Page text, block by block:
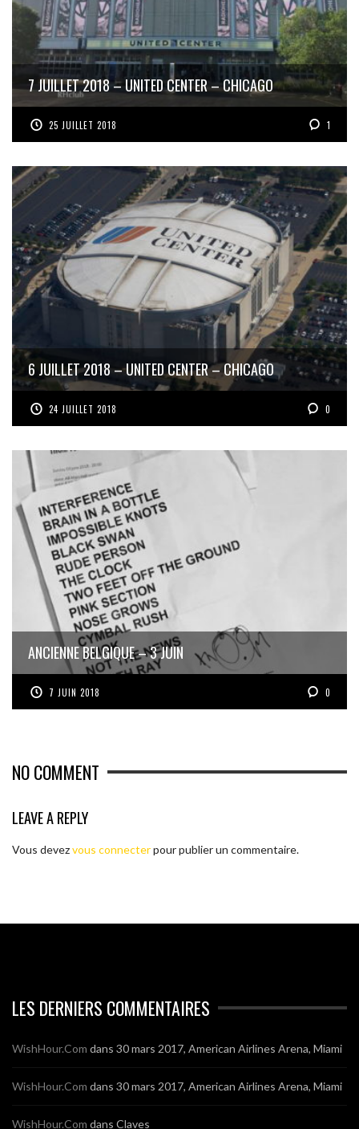
7 JUILLET 2018 – UNITED CENTER – CHICAGO
25 JUILLET 2018 1
6 JUILLET 2018 – UNITED CENTER – CHICAGO
24 JUILLET 2018 0
ANCIENNE BELGIQUE – 3 JUIN
7 JUIN 2018 0
NO COMMENT
LEAVE A REPLY
Vous devezvous connecterpour publier un commentaire.
LES DERNIERS COMMENTAIRES
WishHour.Com dans 30 mars 2017, American Airlines Arena, Miami
WishHour.Com dans 30 mars 2017, American Airlines Arena, Miami
WishHour.Com dans Claves